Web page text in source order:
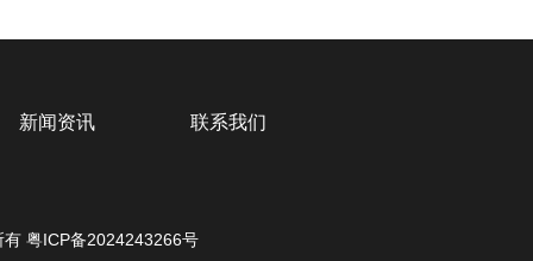
新闻资讯 联系我们
有 粤ICP备2024243266号